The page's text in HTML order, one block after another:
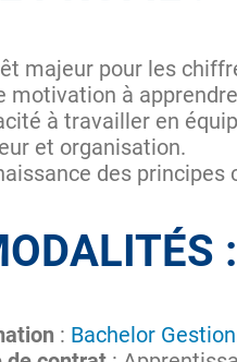
majeur pour les
motivation à
à travailler en
et organisation.
des principes
:
: Bachelor